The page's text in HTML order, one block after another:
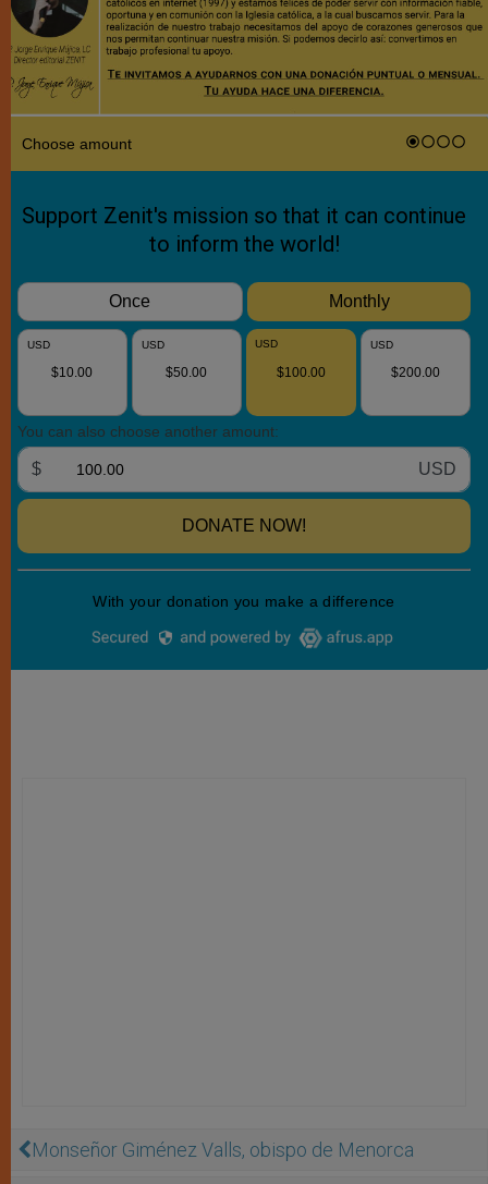
Monseñor Giménez Valls, obispo de Menorca